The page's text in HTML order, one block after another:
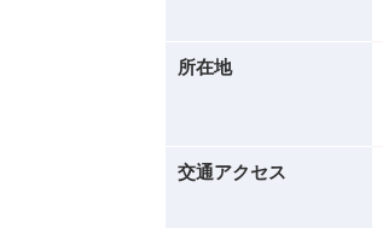
所在地
交通アクセス